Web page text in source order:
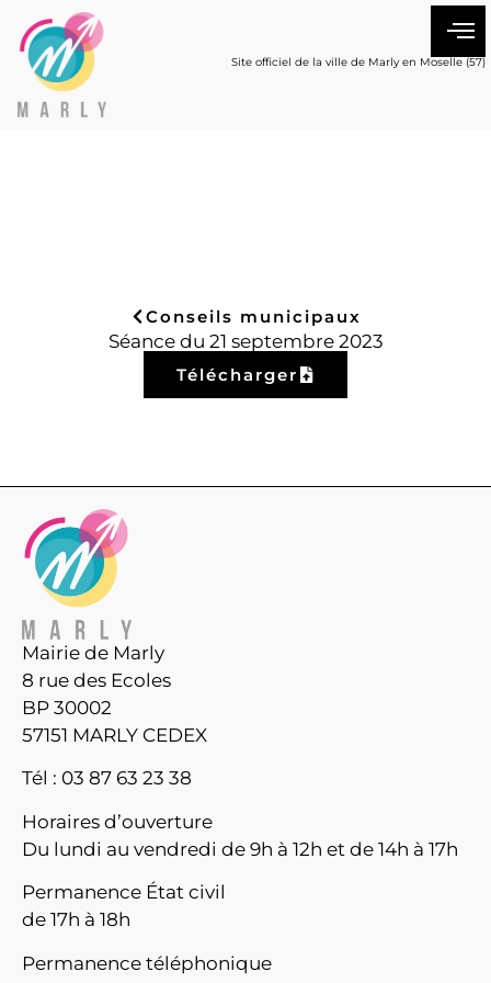
Site officiel de la ville de Marly en Moselle (57)
Conseils municipaux
Séance du 21 septembre 2023
Télécharger
Mairie de Marly
8 rue des Ecoles
BP 30002
57151 MARLY CEDEX
Tél : 03 87 63 23 38
Horaires d’ouverture
Du lundi au vendredi de 9h à 12h et de 14h à 17h
Permanence État civil
de 17h à 18h
Permanence téléphonique